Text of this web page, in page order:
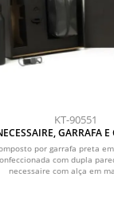
KT-90551
GARRAFA
PÇS
por garrafa preta
com dupla
necessaire com alça em